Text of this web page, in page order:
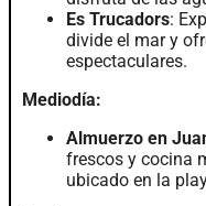
Es Trucadors:
divide el mar y
espectaculares.
Mediodía:
Almuerzo en
frescos y cocina
ubicado en la